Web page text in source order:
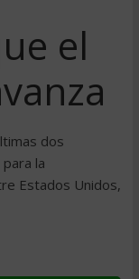
el
dos
la
Estados Unidos,